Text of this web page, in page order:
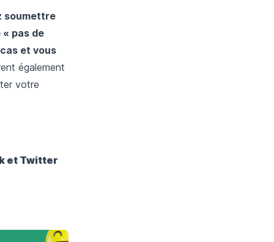
soumettre
pas de
et vous
également
votre
et Twitter